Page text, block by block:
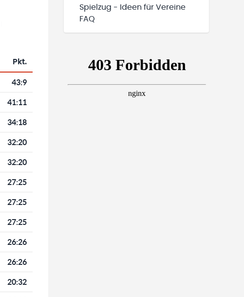
Pkt.
43:9
41:11
34:18
32:20
32:20
27:25
27:25
27:25
26:26
26:26
20:32
Spielzug - Ideen für Vereine
FAQ